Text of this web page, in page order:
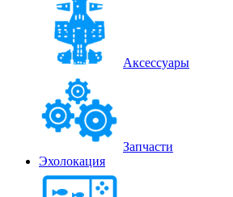
Аксессуары
Запчасти
Эхолокация